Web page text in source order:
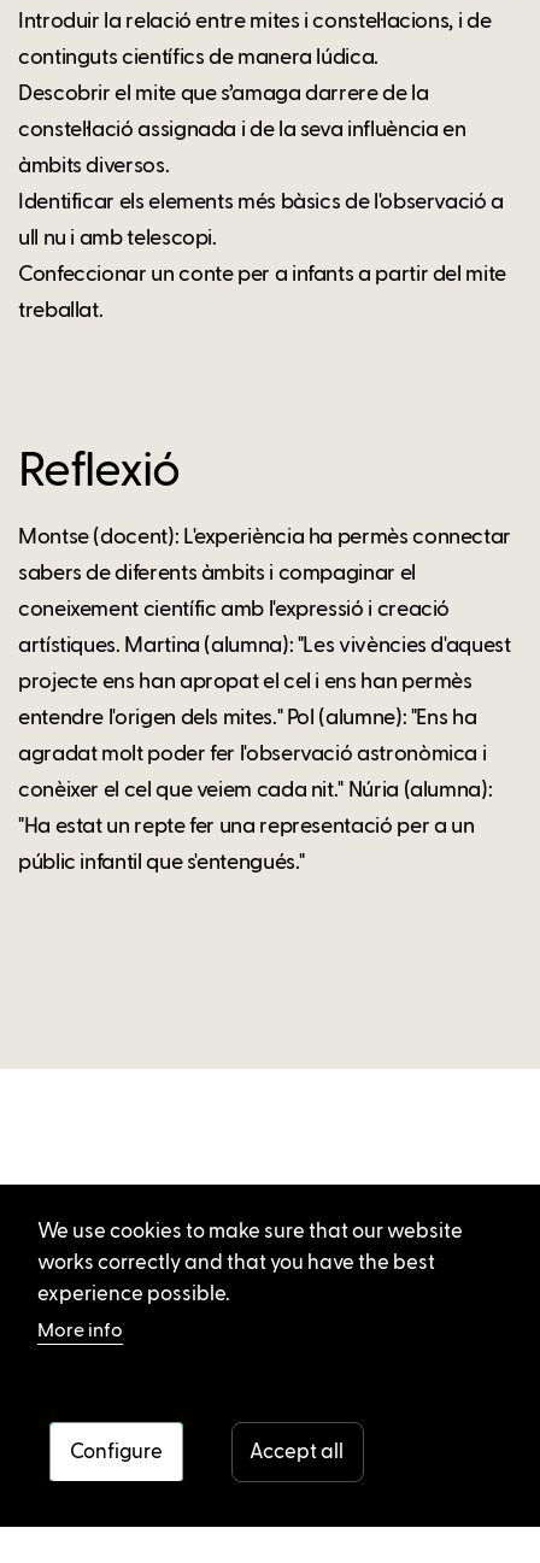
Introduir la relació entre mites i constel·lacions, i de
continguts científics de manera lúdica.
Descobrir el mite que s’amaga darrere de la
constel·lació assignada i de la seva influència en
àmbits diversos.
Identificar els elements més bàsics de l'observació a
ull nu i amb telescopi.
Confeccionar un conte per a infants a partir del mite
treballat.
Reflexió
Montse (docent): L'experiència ha permès connectar
sabers de diferents àmbits i compaginar el
coneixement científic amb l'expressió i creació
artístiques. Martina (alumna): "Les vivències d'aquest
projecte ens han apropat el cel i ens han permès
entendre l'origen dels mites." Pol (alumne): "Ens ha
agradat molt poder fer l'observació astronòmica i
conèixer el cel que veiem cada nit." Núria (alumna):
"Ha estat un repte fer una representació per a un
públic infantil que s'entengués."
We use cookies to make sure that our website
works correctly and that you have the best
experience possible.
More info
Configure Accept all